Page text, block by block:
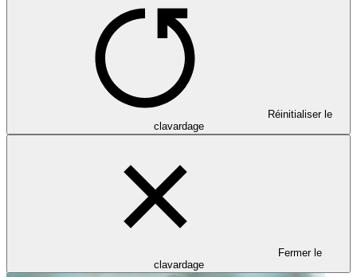
Réinitialiser le
clavardage
Fermer le
clavardage